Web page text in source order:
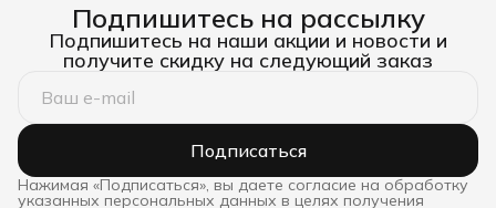
Подпишитесь на рассылку
Подпишитесь на наши акции и новости и
получите скидку на следующий заказ
Подписаться
Нажимая «Подписаться», вы даете согласие на обработку
указанных персональных данных в целях получения